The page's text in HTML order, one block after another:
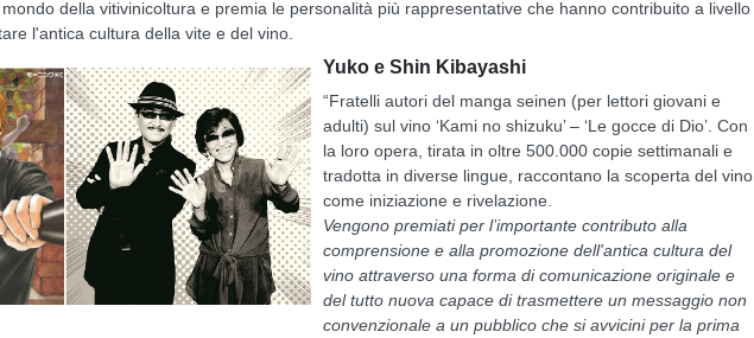
della vitivinicoltura e premia le personalità più rappresentative che hanno contribuito a livello
l'antica cultura della vite e del vino.
Yuko e Shin Kibayashi
“Fratelli autori del manga seinen (per lettori giovani e
adulti) sul vino ‘Kami no shizuku’ – ‘Le gocce di Dio’. Con
la loro opera, tirata in oltre 500.000 copie settimanali e
tradotta in diverse lingue, raccontano la scoperta del vino
come iniziazione e rivelazione.
Vengono premiati per l’importante contributo alla
comprensione e alla promozione dell'antica cultura del
vino attraverso una forma di comunicazione originale e
del tutto nuova capace di trasmettere un messaggio non
convenzionale a un pubblico che si avvicini per la prima